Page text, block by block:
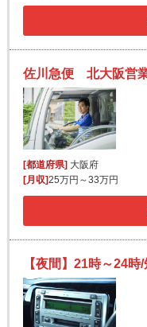
[都道府県]大阪府
[月収]25万円～33万円